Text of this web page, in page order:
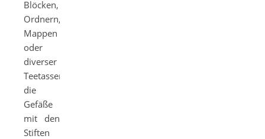
Blöcken,
Ordnern,
Mappen
oder
diverser
Teetassen,
die
Gefäße
mit den
Stiften